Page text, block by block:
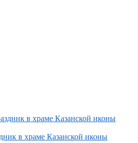
в храме Казанской иконы